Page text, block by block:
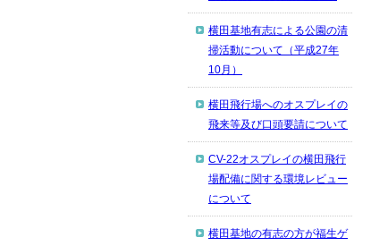
横田基地有志による公園の清
掃活動について（平成27年
10月）
横田飛行場へのオスプレイの
飛来等及び口頭要請について
CV-22オスプレイの横田飛行
場配備に関する環境レビュー
について
横田基地の有志の方が福生ゲ